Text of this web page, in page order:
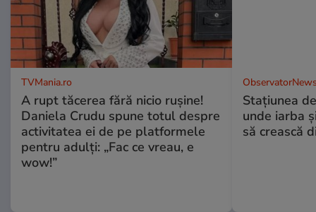
TVMania.ro
A rupt tăcerea fără nicio rușine!
Daniela Crudu spune totul despre
activitatea ei de pe platformele
pentru adulți: „Fac ce vreau, e
wow!”
Stațiunea
unde iarba
să crească